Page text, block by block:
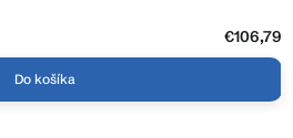
€106,79
Do košíka